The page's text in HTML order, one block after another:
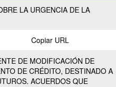
LA URGENCIA DE LA
Copiar URL
DE MODIFICACIÓN DE
DE CRÉDITO, DESTINADO A
ACUERDOS QUE